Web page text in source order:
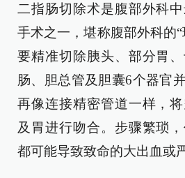
二指肠切除术是腹部外科
手术之一，堪称腹部外科的
要精准切除胰头、部分胃
肠、胆总管及胆囊6个器官
再像连接精密管道一样，
及胃进行吻合。步骤繁琐
都可能导致致命的大出血或